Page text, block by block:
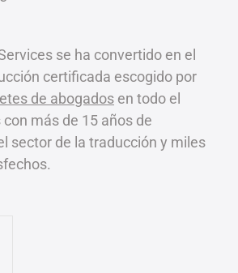
se ha convertido en el
certificada escogido por
de abogados en todo el
más de 15 años de
sector de la traducción y miles